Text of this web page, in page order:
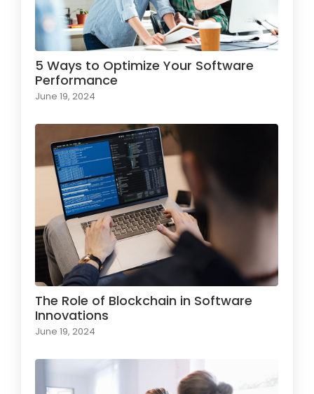
5 Ways to Optimize Your Software
Performance
June 19, 2024
The Role of Blockchain in Software
Innovations
June 19, 2024